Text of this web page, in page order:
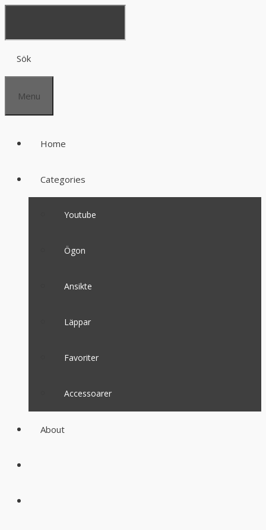
Sök
Menu
Home
Categories
Youtube
Ögon
Ansikte
Läppar
Favoriter
Accessoarer
About